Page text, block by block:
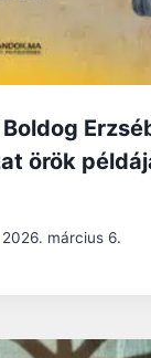
örök
2026. március 6.